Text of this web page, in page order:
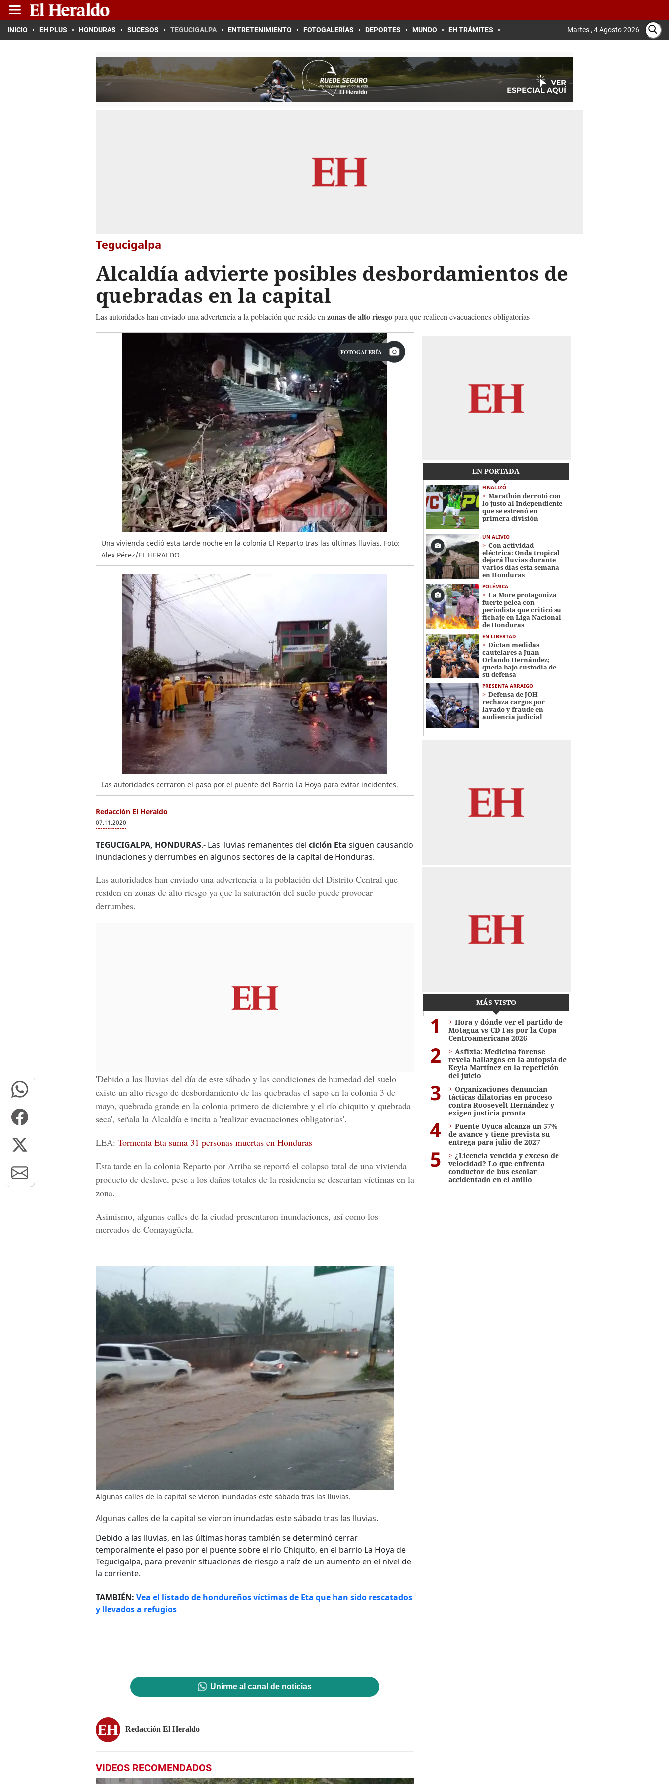
INICIO EH PLUS HONDURAS SUCESOS TEGUCIGALPA ENTRETENIMIENTO FOTOGALERÍAS DEPORTES MUNDO EH TRÁMITES Martes , 4 Agosto 2026
Tegucigalpa
Alcaldía advierte posibles desbordamientos de
quebradas en la capital
Las autoridades han enviado una advertencia a la población que reside en zonas de alto riesgopara que realicen evacuaciones obligatorias
FOTOGALERÍA
Una vivienda cedió esta tarde noche en la colonia El Reparto tras las últimas lluvias. Foto:
Alex Pérez/EL HERALDO.
Las autoridades cerraron el paso por el puente del Barrio La Hoya para evitar incidentes.
Redacción El Heraldo
07.11.2020
TEGUCIGALPA, HONDURAS.- Las lluvias remanentes del ciclón Eta siguen causando
inundaciones y derrumbes en algunos sectores de la capital de Honduras.
Las autoridades han enviado una advertencia a la población del Distrito Central que
residen en zonas de alto riesgo ya que la saturación del suelo puede provocar
derrumbes.
'Debido a las lluvias del día de este sábado y las condiciones de humedad del suelo
existe un alto riesgo de desbordamiento de las quebradas el sapo en la colonia 3 de
mayo, quebrada grande en la colonia primero de diciembre y el río chiquito y quebrada
seca', señala la Alcaldía e incita a 'realizar evacuaciones obligatorias'.
LEA: Tormenta Eta suma 31 personas muertas en Honduras
Esta tarde en la colonia Reparto por Arriba se reportó el colapso total de una vivienda
producto de deslave, pese a los daños totales de la residencia se descartan víctimas en la
zona.
Asimismo, algunas calles de la ciudad presentaron inundaciones, así como los
mercados de Comayagüela.
Algunas calles de la capital se vieron inundadas este sábado tras las lluvias.
Algunas calles de la capital se vieron inundadas este sábado tras las lluvias.
Debido a las lluvias, en las últimas horas también se determinó cerrar
temporalmente el paso por el puente sobre el río Chiquito, en el barrio La Hoya de
Tegucigalpa, para prevenir situaciones de riesgo a raíz de un aumento en el nivel de
la corriente.
TAMBIÉN: Vea el listado de hondureños víctimas de Eta que han sido rescatados
y llevados a refugios
Unirme al canal de noticias
Redacción El Heraldo
VIDEOS RECOMENDADOS
EN PORTADA
FINALIZÓ
Marathón derrotó con
lo justo al Independiente
que se estrenó en
primera división
UN ALIVIO
Con actividad
eléctrica: Onda tropical
dejará lluvias durante
varios días esta semana
en Honduras
POLÉMICA
La More protagoniza
fuerte pelea con
periodista que criticó su
fichaje en Liga Nacional
de Honduras
EN LIBERTAD
Dictan medidas
cautelares a Juan
Orlando Hernández;
queda bajo custodia de
su defensa
PRESENTA ARRAIGO
Defensa de JOH
rechaza cargos por
lavado y fraude en
audiencia judicial
MÁS VISTO
1
Hora y dónde ver el partido de
Motagua vs CD Fas por la Copa
Centroamericana 2026
2
Asfixia: Medicina forense
revela hallazgos en la autopsia de
Keyla Martínez en la repetición
del juicio
3
Organizaciones denuncian
tácticas dilatorias en proceso
contra Roosevelt Hernández y
exigen justicia pronta
4
Puente Uyuca alcanza un 57%
de avance y tiene prevista su
entrega para julio de 2027
5
¿Licencia vencida y exceso de
velocidad? Lo que enfrenta
conductor de bus escolar
accidentado en el anillo